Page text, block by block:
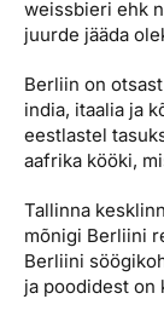
weissbieri ehk
juurde jääda
Berliin on
india, itaalia ja
eestlastel
aafrika kööki,
Tallinna
mõnigi Berliini
Berliini
ja poodidest on